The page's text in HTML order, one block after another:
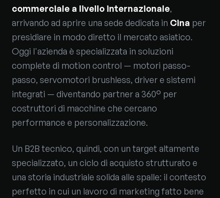
commerciale a livello internazionale,
arrivando ad aprire una sede dedicata in Cina per
presidiare in modo diretto il mercato asiatico.
Oggi l'azienda è specializzata in soluzioni
complete di motion control — motori passo-
passo, servomotori brushless, driver e sistemi
integrati — diventando partner a 360° per
costruttori di macchine che cercano
performance e personalizzazione.
Un B2B tecnico, quindi, con un target altamente
specializzato, un ciclo di acquisto strutturato e
una storia industriale solida alle spalle: il contesto
perfetto in cui un lavoro di marketing fatto bene